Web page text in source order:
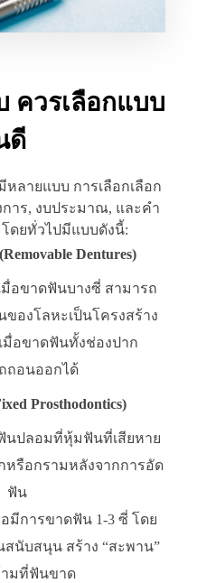
ควรเลือกแบบ
ดี
ลายแบบ การเลือกเลือก
าร, งบประมาณ, และคำ
ดยทั่วไปมีแบบดังนี้:
Dentures)
มื่อขาดฟันบางซี่ สามารถ
องโลหะเป็นโครงสร้าง
มื่อขาดฟันทั้งช่องปาก
ถอนออกได้
Prosthodontics)
นปลอมที่หุ้มฟันที่เสียหาย
รือกรามหลังจากการอัด
ฟัน
อมีการขาดฟัน 1-3 ซี่ โดย
สนับสนุน สร้าง “สะพาน”
ามที่ฟันขาด